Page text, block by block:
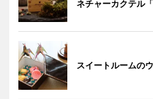
ネチャーカクテル
スイートルームの